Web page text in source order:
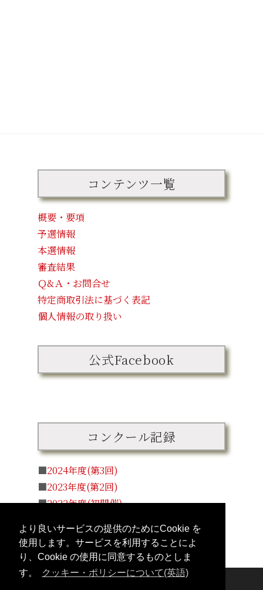
より良いサービスの提供のためにCookie を
使用します。サービスを利用することによ
り、Cookie の使用に同意するものとしま
す。
クッキー・ポリシーについて(英語)
コンテンツ一覧
概要・要項
予選情報
本選情報
審査結果
Ｑ&Ａ・お問合せ
特定商取引法に基づく表記
個人情報の取り扱い
公式Facebook
コンクール記録
■2024年度(第3回)
■2023年度(第2回)
■2022年度(初開催)